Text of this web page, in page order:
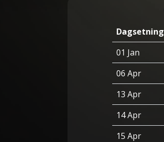
Dagsetning
01 Jan
06 Apr
13 Apr
14 Apr
15 Apr